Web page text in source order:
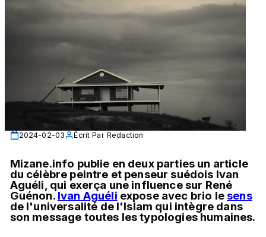
2024-02-03 Écrit Par Redaction
Mizane.info publie en deux parties un article
du célèbre peintre et penseur suédois Ivan
Aguéli, qui exerça une influence sur René
Guénon. Ivan Aguéli expose avec brio le sens
de l'universalité de l'Islam qui intègre dans